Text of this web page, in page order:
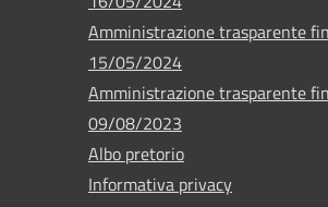
Amministrazione trasparente
15/05/2024
Amministrazione trasparente
09/08/2023
Albo pretorio
Informativa privacy